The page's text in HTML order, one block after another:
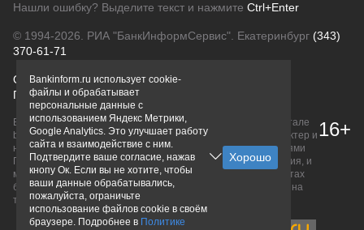
Нашли ошибку? Выделите текст и нажмите Ctrl+Enter
© 1994-2026. РИА "БанкИнформСервис". Екатеринбург (343)
370-61-71
О проектеПолитика конфиденциальности
Правовая информацияДля рекламодателей
Вся информация о продуктах банков, размещенная на портале
bankinform.ru, носит исключительно ознакомительный характер и
не является публичной офертой, определяемой положениями
ГК РФ. Информация не содержит точного и полного описания, и
может быть изменена. Конечные условия уточняйте на сайтах
банков или при личном обращении. Исключительное право на
товарные знаки принадлежит их правообладателям.
16+
Bankinform.ru использует cookie-
файлы и обрабатывает
персональные данные с
использованием Яндекс Метрики,
Google Analytics. Это улучшает работу
сайта и взаимодействие с ним.
Подтвердите ваше согласие, нажав
кнопу Ок. Если вы не хотите, чтобы
ваши данные обрабатывались,
пожалуйста, ограничьте
использование файлов cookie в своём
браузере. Подробнее в Политике